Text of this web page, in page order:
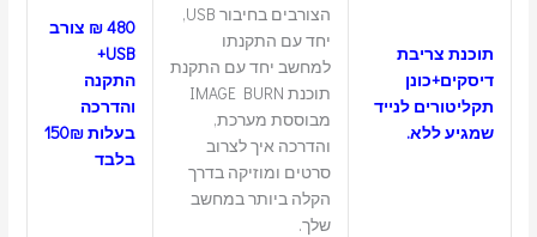
תוכנת צריבת
דיסקים+כונן
תקליטורים לנייד
שמגיע ללא.
הצורבים בחיבור USB,
יחד עם התקנתו
למחשב יחד עם התקנת
תוכנת IMAGE BURN
מבוססת מערכת,
והדרכה איך לצרוב
סרטים ומוזיקה בדרך
הקלה ביותר במחשב
שלך.
480 ₪ צורב
USB+
התקנה
והדרכה
בעלות 150₪
בלבד